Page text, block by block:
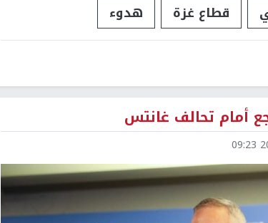
قطاع غزة هدوء
أمام تحالف غانتس